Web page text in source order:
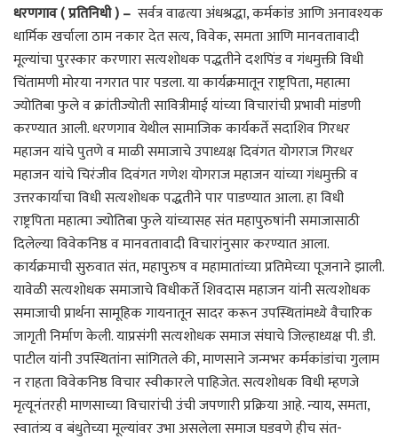
धरणगाव ( प्रतिनिधी ) – सर्वत्र वाढत्या अंधश्रद्धा, कर्मकांड आणि अनावश्यक
धार्मिक खर्चाला ठाम नकार देत सत्य, विवेक, समता आणि मानवतावादी
मूल्यांचा पुरस्कार करणारा सत्यशोधक पद्धतीने दशपिंड व गंधमुक्ती विधी
चिंतामणी मोरया नगरात पार पडला. या कार्यक्रमातून राष्ट्रपिता, महात्मा
ज्योतिबा फुले व क्रांतीज्योती सावित्रीमाई यांच्या विचारांची प्रभावी मांडणी
करण्यात आली. धरणगाव येथील सामाजिक कार्यकर्ते सदाशिव गिरधर
महाजन यांचे पुतणे व माळी समाजाचे उपाध्यक्ष दिवंगत योगराज गिरधर
महाजन यांचे चिरंजीव दिवंगत गणेश योगराज महाजन यांच्या गंधमुक्ती व
उत्तरकार्याचा विधी सत्यशोधक पद्धतीने पार पाडण्यात आला. हा विधी
राष्ट्रपिता महात्मा ज्योतिबा फुले यांच्यासह संत महापुरुषांनी समाजासाठी
दिलेल्या विवेकनिष्ठ व मानवतावादी विचारांनुसार करण्यात आला.
कार्यक्रमाची सुरुवात संत, महापुरुष व महामातांच्या प्रतिमेच्या पूजनाने झाली.
यावेळी सत्यशोधक समाजाचे विधीकर्ते शिवदास महाजन यांनी सत्यशोधक
समाजाची प्रार्थना सामूहिक गायनातून सादर करून उपस्थितांमध्ये वैचारिक
जागृती निर्माण केली. याप्रसंगी सत्यशोधक समाज संघाचे जिल्हाध्यक्ष पी. डी.
पाटील यांनी उपस्थितांना सांगितले की, माणसाने जन्मभर कर्मकांडांचा गुलाम
न राहता विवेकनिष्ठ विचार स्वीकारले पाहिजेत. सत्यशोधक विधी म्हणजे
मृत्यूनंतरही माणसाच्या विचारांची उंची जपणारी प्रक्रिया आहे. न्याय, समता,
स्वातंत्र्य व बंधुतेच्या मूल्यांवर उभा असलेला समाज घडवणे हीच संत-